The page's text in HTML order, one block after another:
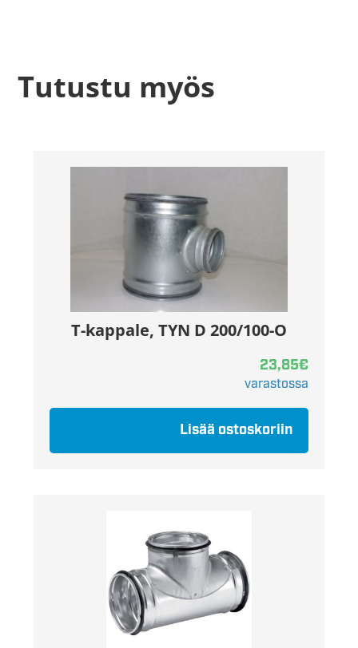
Tutustu myös
T-kappale, TYN D 200/100-O
23,85€
varastossa
Lisää ostoskoriin